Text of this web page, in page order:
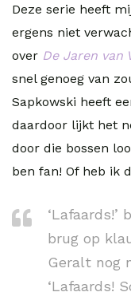
Deze serie heeft
ergens niet
over De Jaren van
snel genoeg van
Sapkowski heeft
daardoor lijkt het
door die bossen
ben fan! Of heb ik
brug op
Geralt nog
‘Lafaards!